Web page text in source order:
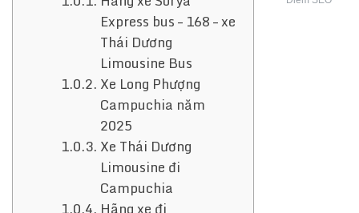
Express bus – 168 – xe
Thái Dương
Limousine Bus
Xe Long Phượng
Campuchia năm
2025
Xe Thái Dương
Limousine đi
Campuchia
Hãng xe đi